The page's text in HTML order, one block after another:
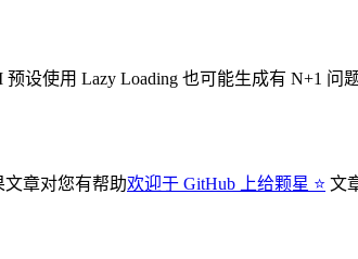
预设使用 Lazy Loading 也可能生成有 N+1
章对您有帮助欢迎于 GitHub 上给颗星 ⭐ 文